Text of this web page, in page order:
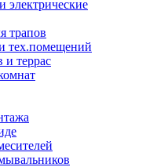
электрические
трапов
тех.помещений
и террас